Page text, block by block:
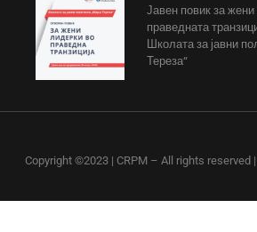
Јавен повик за
праведната
Школата за јавни
Тереза“
Copyright ©2023 | CRPM – All rights reserved